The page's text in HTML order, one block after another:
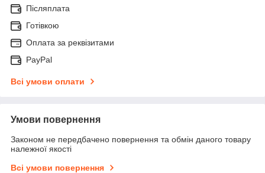
Післяплата
Готівкою
Оплата за реквізитами
PayPal
Всі умови оплати
Умови повернення
Законом не передбачено повернення та обмін даного товару
належної якості
Всі умови повернення